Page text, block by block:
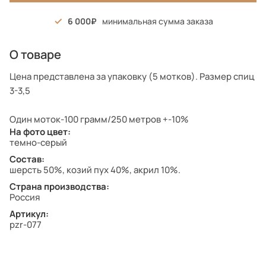
6 000 минимальная сумма заказа
О товаре
Цена представлена за упаковку (5 мотков). Размер спиц
3-3,5
Один моток-100 грамм/250 метров +-10%
На фото цвет:
темно-серый
Состав:
шерсть 50%, козий пух 40%, акрил 10%.
Страна производства:
Россия
Артикул:
pzr-077